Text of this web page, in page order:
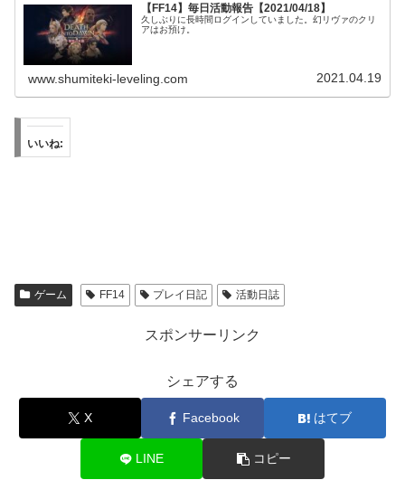
【FF14】毎日活動報告【2021/04/18】
久しぶりに長時間ログインしていました。幻リヴァのクリ
アはお預け。
www.shumiteki-leveling.com 2021.04.19
いいね:
ゲーム FF14 プレイ日記 活動日誌
スポンサーリンク
シェアする
X Facebook はてブ
LINE コピー